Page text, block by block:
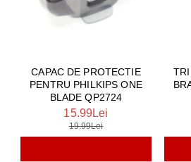
CAPAC DE PROTECTIE
PENTRU PHILKIPS ONE
BLADE QP2724
15.99Lei
19.99Lei